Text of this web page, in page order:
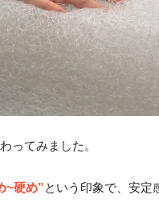
ってみました。
~硬め” という印象で、安定